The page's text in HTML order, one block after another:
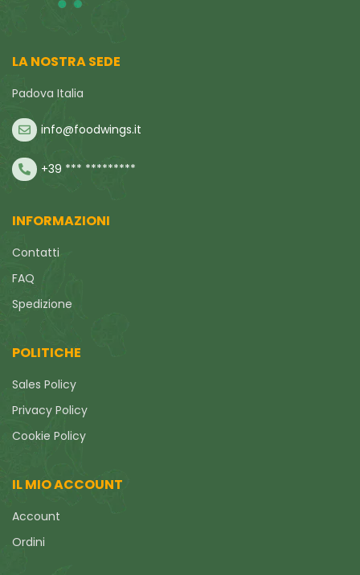
LA NOSTRA SEDE
Padova Italia
info@foodwings.it
+39 *** *********
INFORMAZIONI
Contatti
FAQ
Spedizione
POLITICHE
Sales Policy
Privacy Policy
Cookie Policy
IL MIO ACCOUNT
Account
Ordini